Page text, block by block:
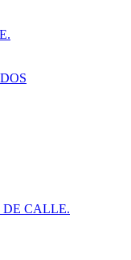
DE CALLE.